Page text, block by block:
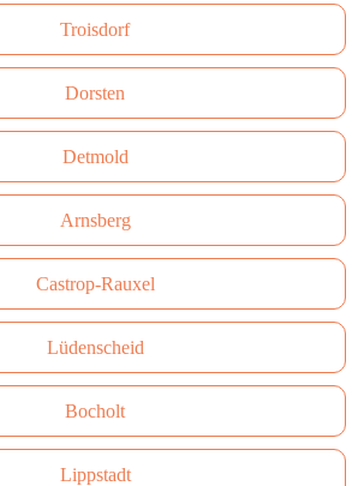
Troisdorf
Dorsten
Detmold
Arnsberg
Castrop-Rauxel
Lüdenscheid
Bocholt
Lippstadt